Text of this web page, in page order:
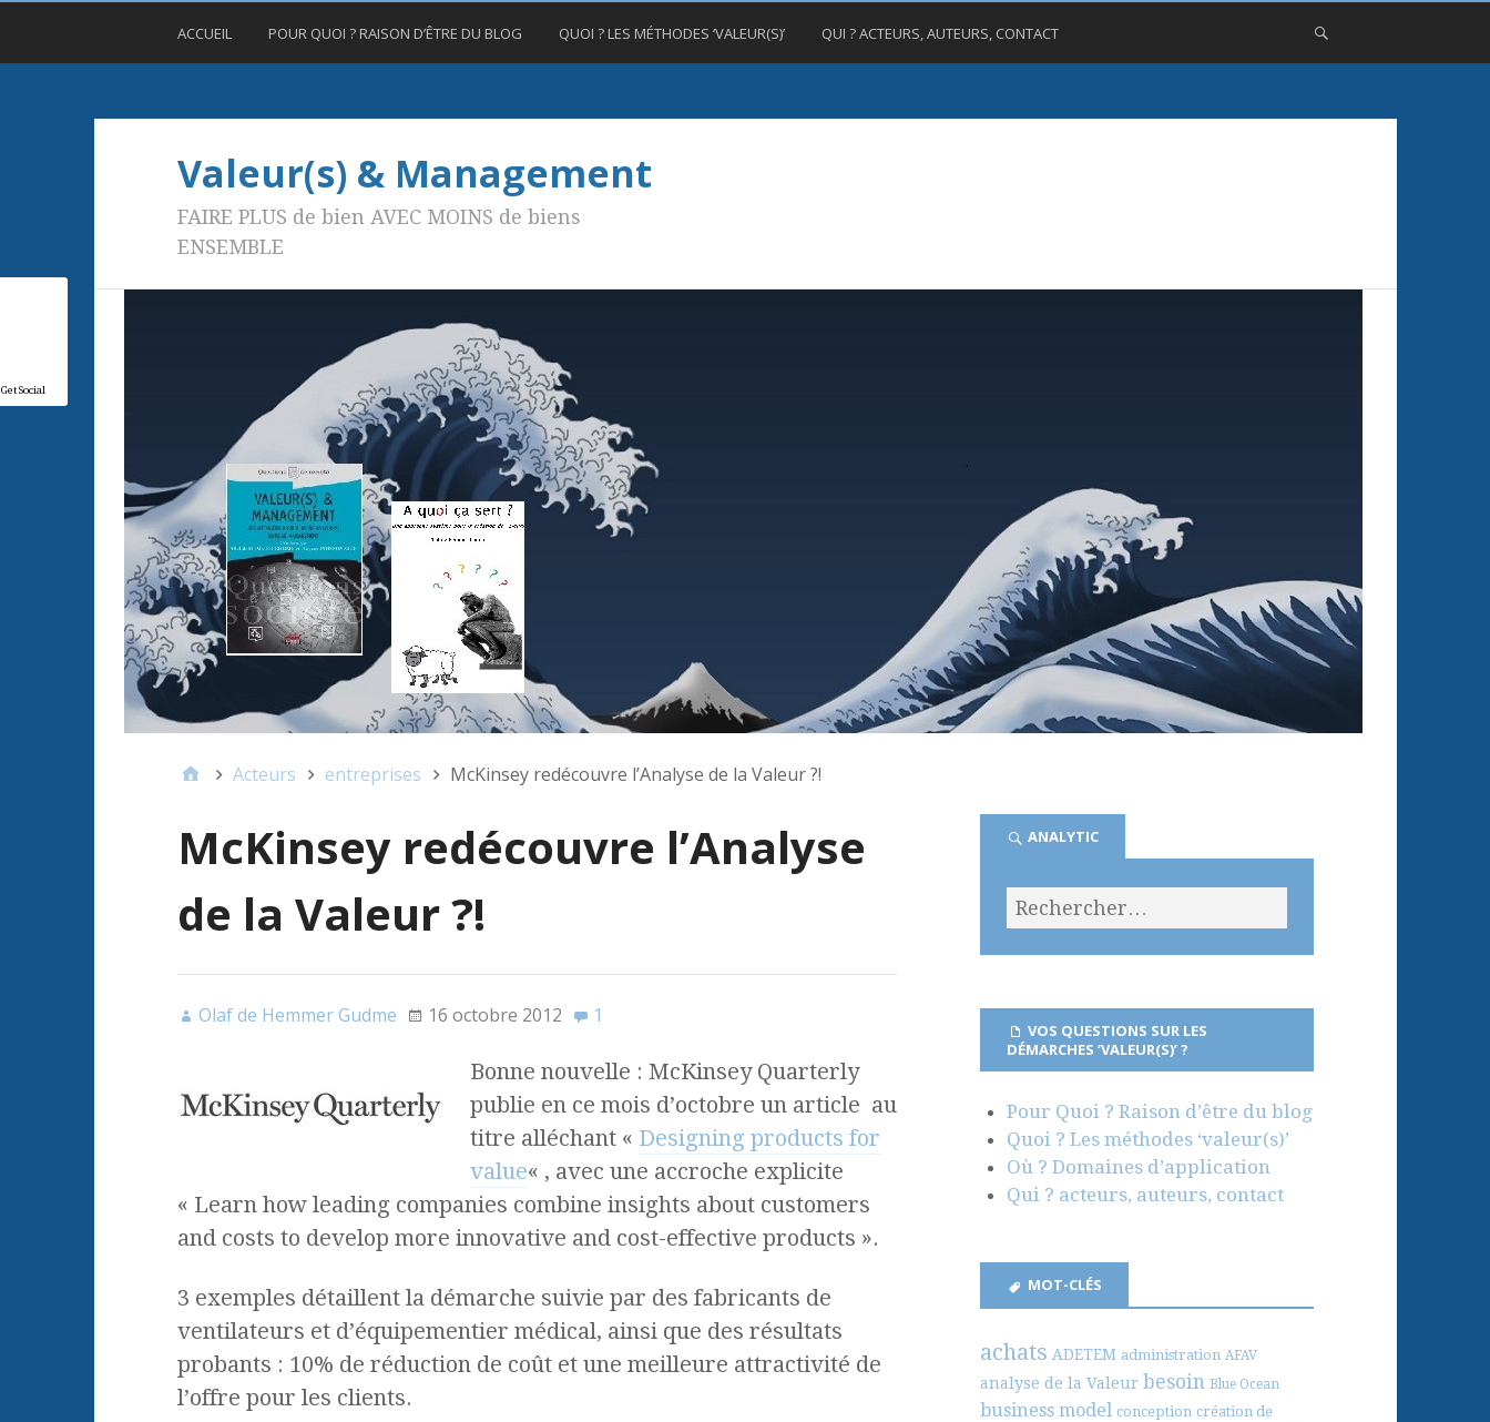
ACCUEIL POUR QUOI ? RAISON D’ÊTRE DU BLOG QUOI ? LES MÉTHODES ‘VALEUR(S)’ QUI ? ACTEURS, AUTEURS, CONTACT
Valeur(s) & Management
FAIRE PLUS de bien AVEC MOINS de biens
ENSEMBLE
Acteurs entreprises McKinsey redécouvre l’Analyse de la Valeur ?!
McKinsey redécouvre l’Analyse
de la Valeur ?!
Olaf de Hemmer Gudme 16 octobre 2012 1
Bonne nouvelle : McKinsey Quarterly
publie en ce mois d’octobre un article au
titre alléchant « Designing products for
value« , avec une accroche explicite
« Learn how leading companies combine insights about customers
and costs to develop more innovative and cost-effective products ».
3 exemples détaillent la démarche suivie par des fabricants de
ventilateurs et d’équipementier médical, ainsi que des résultats
probants : 10% de réduction de coût et une meilleure attractivité de
l’offre pour les clients.
ANALYTIC
VOS QUESTIONS SUR LES
DÉMARCHES ‘VALEUR(S)’ ?
Pour Quoi ? Raison d’être du blog
Quoi ? Les méthodes ‘valeur(s)’
Où ? Domaines d’application
Qui ? acteurs, auteurs, contact
MOT-CLÉS
achats ADETEM administration AFAV
analyse de la Valeur besoin Blue Ocean
business model conception création de
GetSocial